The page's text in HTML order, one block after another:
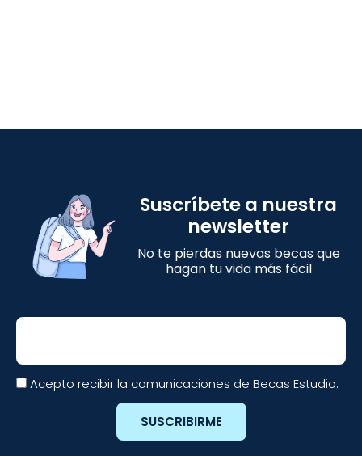
Suscríbete a nuestra
newsletter
No te pierdas nuevas becas que
hagan tu vida más fácil
Email
Acepto recibir la comunicaciones de Becas Estudio.
SUSCRIBIRME